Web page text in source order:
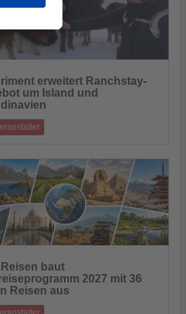
erweitert Ranchstay-
um Island und
Erfahrungen im Ausland
21.07.2026
baut
2027 mit 36
Reisen aus